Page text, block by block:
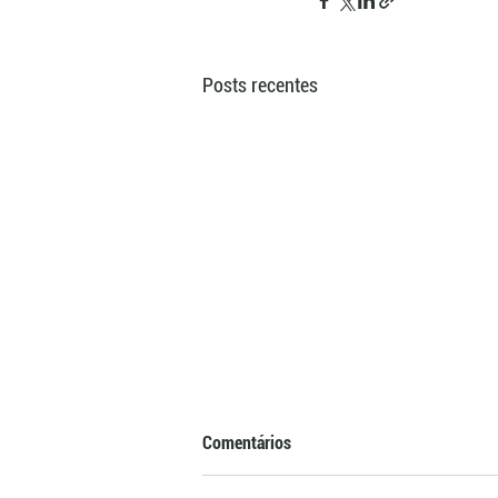
Posts recentes
Comentários